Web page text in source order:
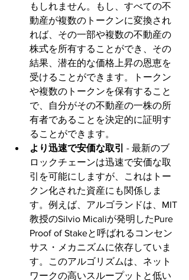
もしれません。もし、すべての不
動産が複数のトークンに変換され
れば、その一部や複数の不動産の
株式を所有することができ、その
結果、潜在的な価格上昇の恩恵を
受けることができます。トークン
や複数のトークンを保有すること
で、自分がその不動産の一株の所
有者であることを決定的に証明す
ることができます。
より迅速で安価な取引
- 最新のブ
ロックチェーンは迅速で安価な取
引を可能にしますが、これはトー
クン化された資産にも関係しま
す。例えば、アルゴランドは、MIT
教授のSilvio Micaliが発明したPure
Proof of Stakeと呼ばれるコンセン
サス・メカニズムに依存していま
す。このアルゴリズムは、ネット
ワークの高いスループットと低い